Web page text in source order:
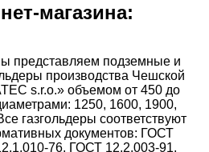
магазина:
представляем подземные и
производства Чешской
s.r.o.» объемом от 450 до
1250, 1600, 1900,
газгольдеры соответствуют
документов: ГОСТ
76, ГОСТ 12.2.003-91,